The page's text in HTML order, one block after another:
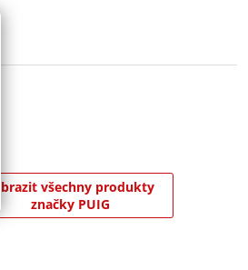
všechny produkty
značky PUIG